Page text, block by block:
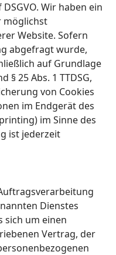
Wir haben ein
möglichst
Website. Sofern
abgefragt wurde,
auf Grundlage
§ 25 Abs. 1 TTDSG,
von Cookies
im Endgerät des
im Sinne des
ist jederzeit
Dienstes
sich um einen
Vertrag, der